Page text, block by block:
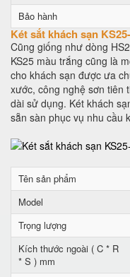
Bảo hành
Két sắt khách sạn
Cũng giống như dòng
KS25 màu trắng cũng là
cho khách sạn được ưa
xước, công nghệ sơn tiên
dài sử dụng. Két khách
sẵn sàn phục vụ nhu cầu
Tên sản phẩm
Model
Trọng lượng
Kích thước ngoài ( C * R
* S ) mm